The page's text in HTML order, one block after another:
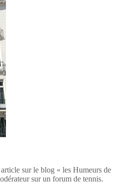
sur le blog « les Humeurs de
sur un forum de tennis.